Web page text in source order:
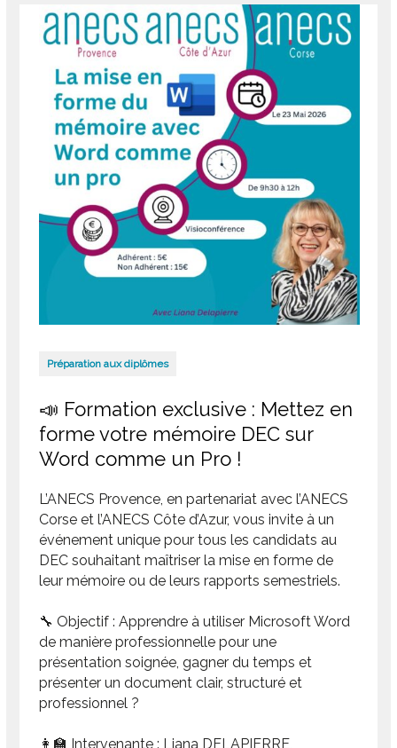
Préparation aux diplômes
📣 Formation exclusive : Mettez en
forme votre mémoire DEC sur
Word comme un Pro !
L’ANECS Provence, en partenariat avec l’ANECS
Corse et l’ANECS Côte d’Azur, vous invite à un
événement unique pour tous les candidats au
DEC souhaitant maîtriser la mise en forme de
leur mémoire ou de leurs rapports semestriels.
🔧 Objectif : Apprendre à utiliser Microsoft Word
de manière professionnelle pour une
présentation soignée, gagner du temps et
présenter un document clair, structuré et
professionnel ?
👩‍🏫 Intervenante : Liana DELAPIERRE